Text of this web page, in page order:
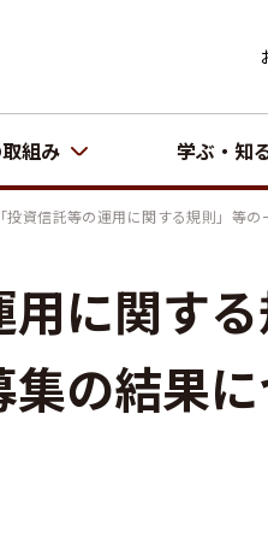
組み 学ぶ・知
「投資信託等の運用に関する規則」等
用に関す
の結果